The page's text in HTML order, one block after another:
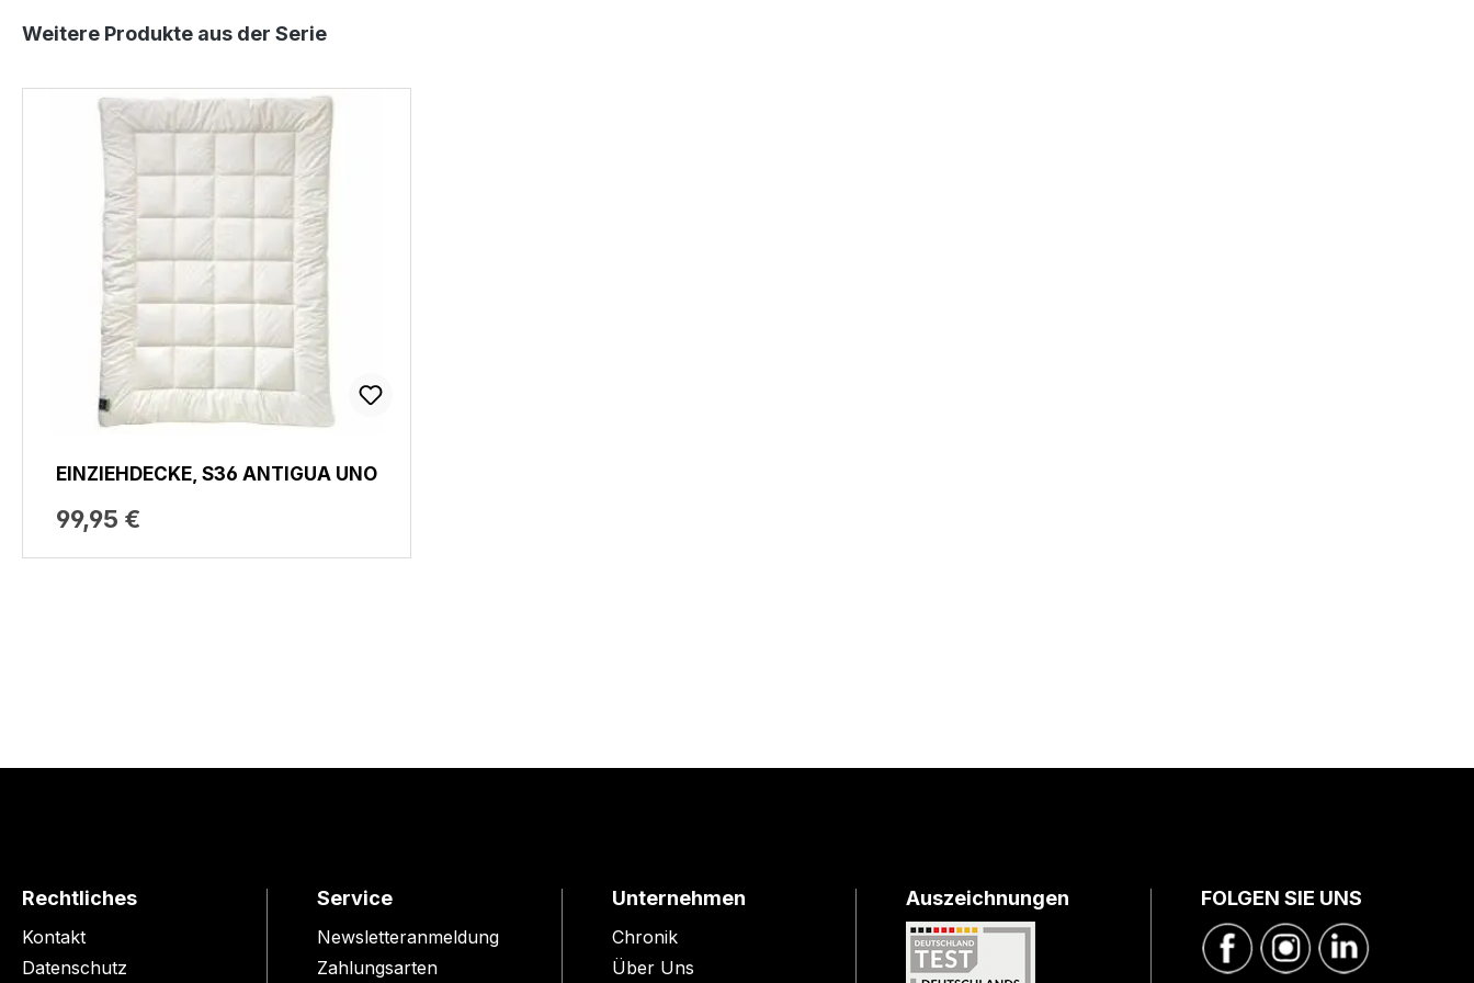
Produktgalerie überspringen
Weitere Produkte aus der Serie
EINZIEHDECKE, S36 ANTIGUA UNO
99,95 €
Rechtliches
Kontakt
Datenschutz
Service
Newsletteranmeldung
Zahlungsarten
Unternehmen
Chronik
Über Uns
Auszeichnungen FOLGEN SIE UNS